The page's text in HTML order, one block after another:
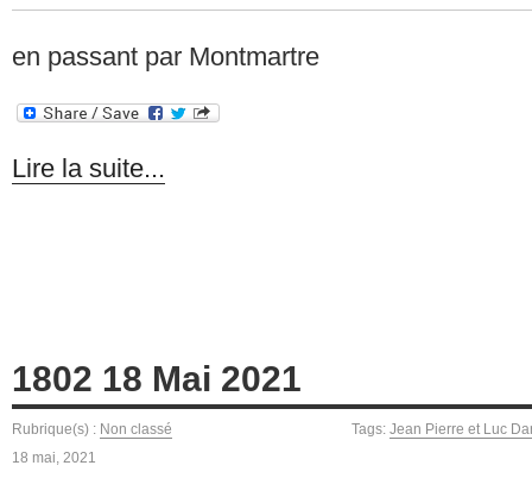
en passant par Montmartre
Lire la suite...
1802 18 Mai 2021
Rubrique(s) : Non classé Tags: Jean Pierre et Luc
18 mai, 2021